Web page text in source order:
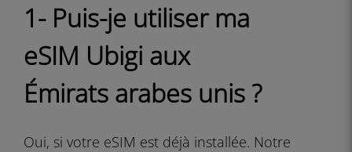
1- Puis-je utiliser ma
eSIM Ubigi aux
Émirats arabes unis ?
Oui, si votre eSIM est déjà installée. Notre